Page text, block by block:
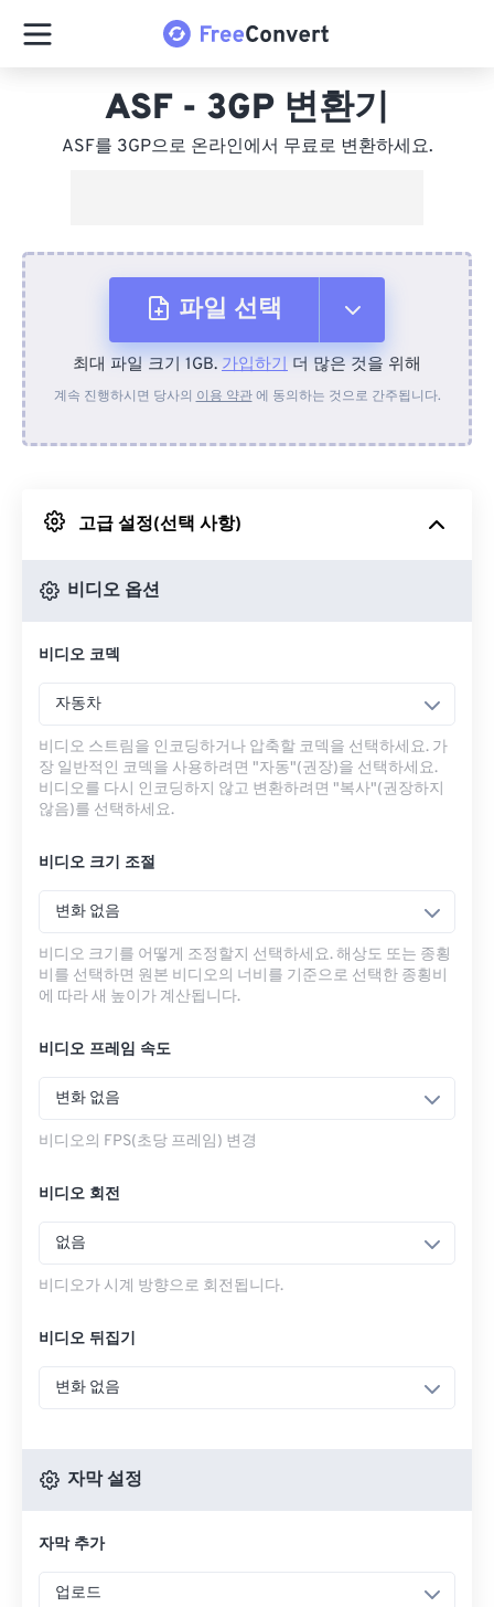
ASF - 3GP 변환기
ASF를 3GP으로 온라인에서 무료로 변환하세요.
파일 선택
장치에서
Google 드라이브에서
최대 파일 크기 1GB. 가입하기 더 많은 것을 위해
계속 진행하시면 당사의 이용 약관에 동의하는 것으로 간주됩니다.
고급 설정(선택 사항)
비디오 옵션
비디오 코덱
자동차
비디오 스트림을 인코딩하거나 압축할 코덱을 선택하세요. 가
장 일반적인 코덱을 사용하려면 "자동"(권장)을 선택하세요.
비디오를 다시 인코딩하지 않고 변환하려면 "복사"(권장하지
않음)를 선택하세요.
비디오 크기 조절
변화 없음
비디오 크기를 어떻게 조정할지 선택하세요. 해상도 또는 종횡
비를 선택하면 원본 비디오의 너비를 기준으로 선택한 종횡비
에 따라 새 높이가 계산됩니다.
비디오 프레임 속도
변화 없음
비디오의 FPS(초당 프레임) 변경
비디오 회전
없음
비디오가 시계 방향으로 회전됩니다.
비디오 뒤집기
변화 없음
자막 설정
자막 추가
업로드